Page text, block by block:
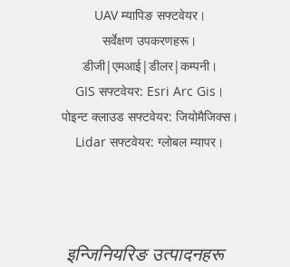
UAV म्यापिङ सफ्टवेयर।
सर्वेक्षण उपकरणहरू।
डीजी|एमआई|डीलर|कम्पनी।
GIS सफ्टवेयर: Esri Arc Gis।
पोइन्ट क्लाउड सफ्टवेयर: जियोमैजिक्स।
Lidar सफ्टवेयर: ग्लोबल म्यापर।
इन्जिनियरिङ उत्पादनहरू